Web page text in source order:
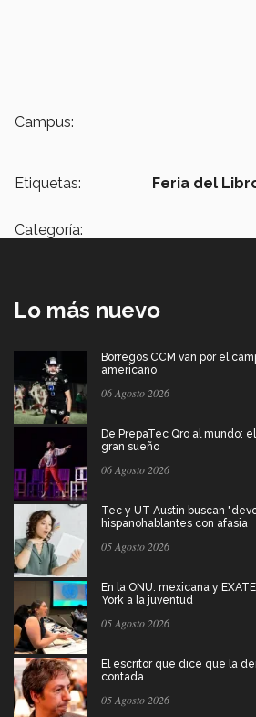
Campus:
Etiquetas: Feria del
Categoría:
Lo más nuevo
Borregos CCM van por el
americano
06 Agosto 2026
De PrepaTec Qro al mundo:
gran sueño
06 Agosto 2026
Tec y UT Austin buscan
hispanohablantes con afasia
05 Agosto 2026
En la ONU: mexicana y
York a la juventud
05 Agosto 2026
El escritor que dice que la
contada
05 Agosto 2026